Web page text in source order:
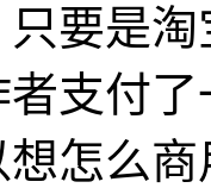
要是
支付
怎么